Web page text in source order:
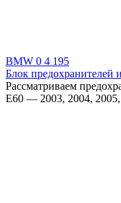
BMW 0 4 195
Блок предохранителей
Рассматриваем
E60 — 2003, 2004, 2005,